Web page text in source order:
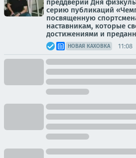
преддверии Дня
серию публикаций
посвященную
наставникам, которые
достижениями и
НОВАЯ КАХОВКА 11:08